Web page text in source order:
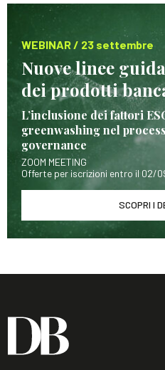
WEBINAR / 23 settembre
Nuove linee
dei prodotti
L’inclusione dei fattori
greenwashing nel
governance
ZOOM MEETING
Offerte per iscrizioni entro il 02/
SCOPRI I